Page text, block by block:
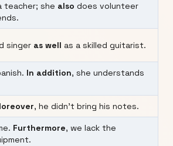
teacher; she also does volunteer
singer as well as a skilled guitarist.
In addition, she understands
, he didn’t bring his notes.
Furthermore, we lack the